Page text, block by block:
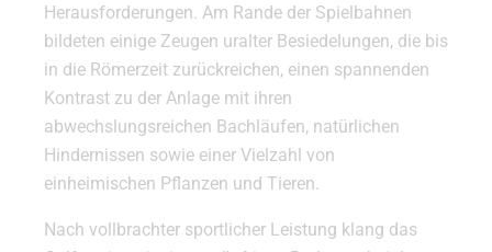
Herausforderungen. Am Rande der Spielbahnen
bildeten einige Zeugen uralter Besiedelungen, die bis
in die Römerzeit zurückreichen, einen spannenden
Kontrast zu der Anlage mit ihren
abwechslungsreichen Bachläufen, natürlichen
Hindernissen sowie einer Vielzahl von
einheimischen Pflanzen und Tieren.
Nach vollbrachter sportlicher Leistung klang das